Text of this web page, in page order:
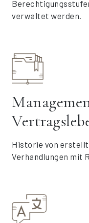
verwaltet werden.
Historie von
Verhandlungen mit